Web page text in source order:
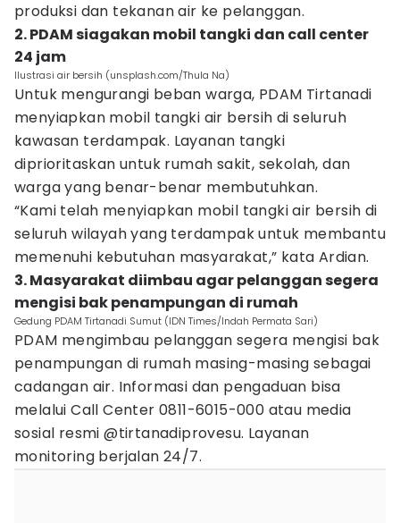
produksi dan tekanan air ke pelanggan.
2. PDAM siagakan mobil tangki dan call center
24 jam
Ilustrasi air bersih (unsplash.com/Thula Na)
Untuk mengurangi beban warga, PDAM Tirtanadi
menyiapkan mobil tangki air bersih di seluruh
kawasan terdampak. Layanan tangki
diprioritaskan untuk rumah sakit, sekolah, dan
warga yang benar-benar membutuhkan.
“Kami telah menyiapkan mobil tangki air bersih di
seluruh wilayah yang terdampak untuk membantu
memenuhi kebutuhan masyarakat,” kata Ardian.
3. Masyarakat diimbau agar pelanggan segera
mengisi bak penampungan di rumah
Gedung PDAM Tirtanadi Sumut (IDN Times/Indah Permata Sari)
PDAM mengimbau pelanggan segera mengisi bak
penampungan di rumah masing-masing sebagai
cadangan air. Informasi dan pengaduan bisa
melalui Call Center 0811-6015-000 atau media
sosial resmi @tirtanadiprovesu. Layanan
monitoring berjalan 24/7.